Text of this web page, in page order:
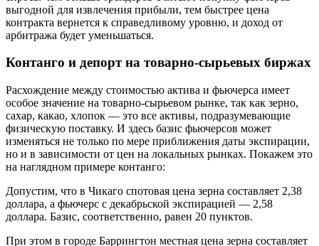
выгодной для извлечения прибыли, тем быстрее цена
контракта вернется к справедливому уровню, и доход от
арбитража будет уменьшаться.
Контанго и депорт на товарно-сырьевых биржах
Расхождение между стоимостью актива и фьючерса имеет
особое значение на товарно-сырьевом рынке, так как зерно,
сахар, какао, хлопок — это все активы, подразумевающие
физическую поставку. И здесь базис фьючерсов может
изменяться не только по мере приближения даты экспирации,
но и в зависимости от цен на локальных рынках. Покажем это
на наглядном примере контанго:
Допустим, что в Чикаго спотовая цена зерна составляет 2,38
доллара, а фьючерс с декабрьской экспирацией — 2,58
доллара. Базис, соответственно, равен 20 пунктов.
При этом в городе Баррингтон местная цена зерна составляет